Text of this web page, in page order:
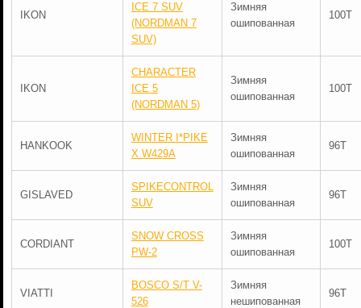
IKON
ICE 7 SUV
(NORDMAN 7
SUV)
Зимняя
ошипованная
100T
IKON
CHARACTER
ICE 5
(NORDMAN 5)
Зимняя
ошипованная
100T
HANKOOK
WINTER I*PIKE
X W429A
Зимняя
ошипованная
96T
GISLAVED
SPIKECONTROL
SUV
Зимняя
ошипованная
96T
CORDIANT
SNOW CROSS
PW-2
Зимняя
ошипованная
100T
VIATTI
BOSCO S/T V-
526
Зимняя
нешипованная
96T